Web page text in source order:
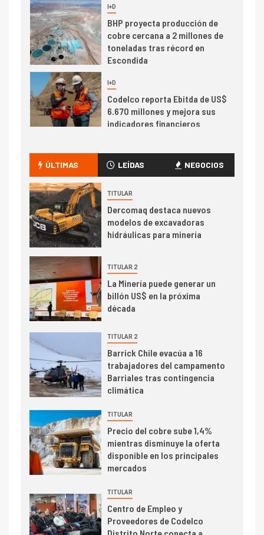
BHP proyecta producción de
cobre cercana a 2 millones de
toneladas tras récord en
Escondida
7
Codelco reporta Ebitda de US$
6.670 millones y mejora sus
indicadores financieros
camión 100% eléctrico para
transportar cátodos al Puerto
2
Producción minera en mayo de
3
PIB minero impacta el
crecimiento regional: Banco
trimestre
I+D
Informe bimensual de
Cochilco: precio del cobre
alcanza máximos por escasez
5 I+D
Estudio revela cómo el precio
del cobre y educación superior
se relacionan en zonas
mineras
6 I+D
BHP proyecta producción de
cobre cercana a 2 millones de
ÚLTIMAS LEÍDAS NEGOCIOS
TITULAR
Dercomaq destaca nuevos
modelos de excavadoras
hidráulicas para minería
TITULAR 2
La Minería puede generar un
billón US$ en la próxima
década
TITULAR 2
Barrick Chile evacúa a 16
trabajadores del campamento
Barriales tras contingencia
climática
TITULAR
Precio del cobre sube 1,4%
mientras disminuye la oferta
disponible en los principales
mercados
TITULAR
Centro de Empleo y
Proveedores de Codelco